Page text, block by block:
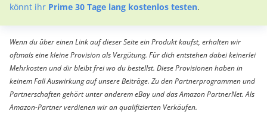
könnt ihr Prime 30 Tage lang kostenlos testen.
Wenn du über einen Link auf dieser Seite ein Produkt kaufst, erhalten wir
oftmals eine kleine Provision als Vergütung. Für dich entstehen dabei keinerlei
Mehrkosten und dir bleibt frei wo du bestellst. Diese Provisionen haben in
keinem Fall Auswirkung auf unsere Beiträge. Zu den Partnerprogrammen und
Partnerschaften gehört unter anderem eBay und das Amazon PartnerNet. Als
Amazon-Partner verdienen wir an qualifizierten Verkäufen.